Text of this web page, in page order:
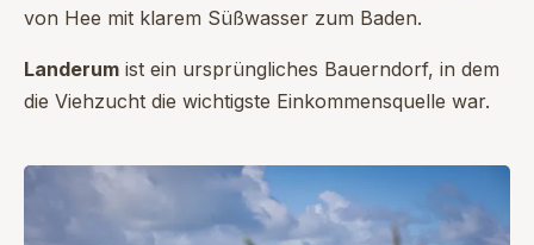
von Hee mit klarem Süßwasser zum Baden.
Landerum ist ein ursprüngliches Bauerndorf, in dem
die Viehzucht die wichtigste Einkommensquelle war.